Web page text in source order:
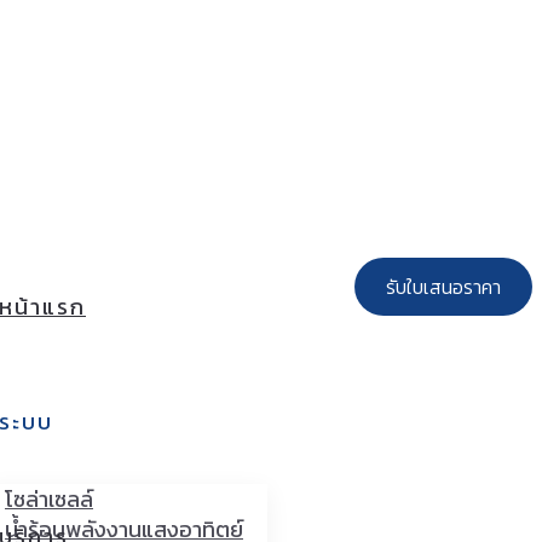
รับใบเสนอราคา
หน้าแรก
ระบบ
โซล่าเซลล์
น้ำร้อนพลังงานแสงอาทิตย์